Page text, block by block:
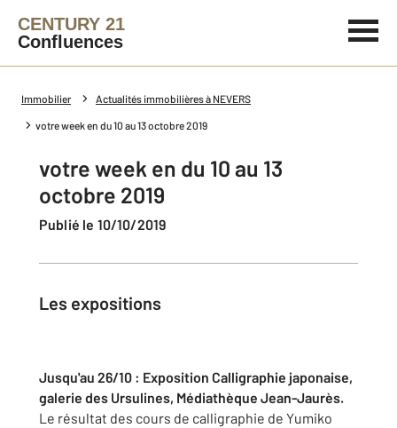
CENTURY 21
Confluences
Immobilier Actualités immobilières à NEVERS
votre week en du 10 au 13 octobre 2019
votre week en du 10 au 13
octobre 2019
Publié le 10/10/2019
Les expositions
Jusqu'au 26/10 : Exposition Calligraphie japonaise,
galerie des Ursulines, Médiathèque Jean-Jaurès.
Le résultat des cours de calligraphie de Yumiko